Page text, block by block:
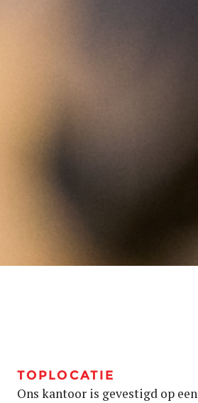
TOPLOCATIE
Ons kantoor is gevestigd op een